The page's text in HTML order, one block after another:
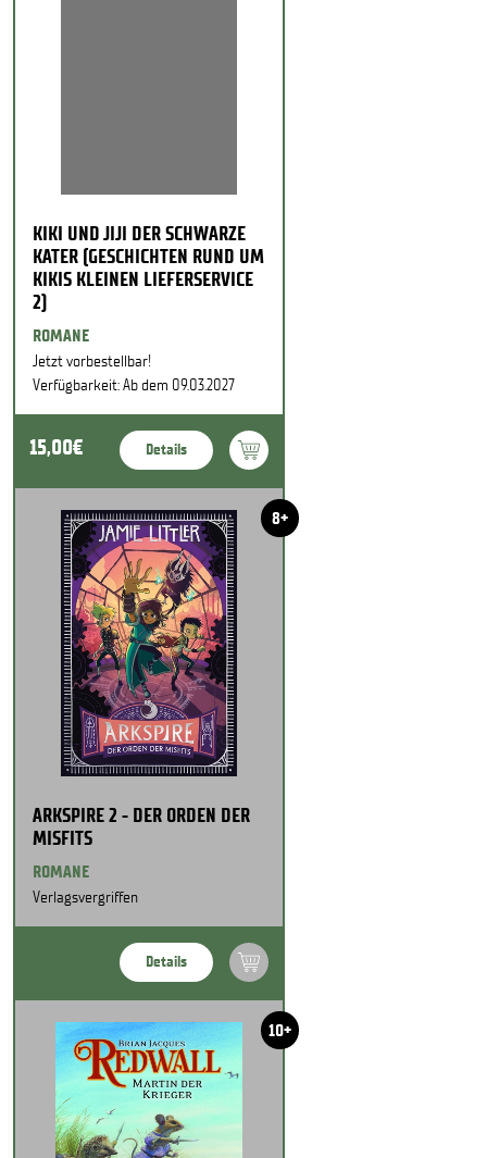
KIKI UND JIJI DER SCHWARZE
KATER (GESCHICHTEN RUND UM
KIKIS KLEINEN LIEFERSERVICE
2)
ROMANE
Jetzt vorbestellbar!
Verfügbarkeit: Ab dem 09.03.2027
15,00€ Details
8+
ARKSPIRE 2 - DER ORDEN DER
MISFITS
ROMANE
Verlagsvergriffen
Details
10+